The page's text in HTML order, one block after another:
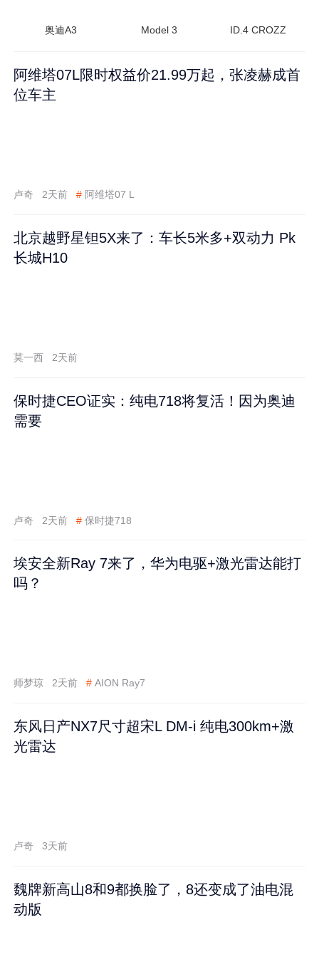
奥迪A3 Model 3 ID.4 CROZZ
阿维塔07L限时权益价21.99万起，张凌赫成首
位车主
卢奇 2天前 # 阿维塔07 L
北京越野星钽5X来了：车长5米多+双动力 Pk
长城H10
莫一西 2天前
保时捷CEO证实：纯电718将复活！因为奥迪
需要
卢奇 2天前 # 保时捷718
埃安全新Ray 7来了，华为电驱+激光雷达能打
吗？
师梦琼 2天前 # AION Ray7
东风日产NX7尺寸超宋L DM-i 纯电300km+激
光雷达
卢奇 3天前
魏牌新高山8和9都换脸了，8还变成了油电混
动版